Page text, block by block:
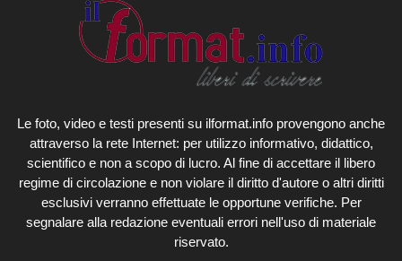
Le foto, video e testi presenti su ilformat.info provengono anche
attraverso la rete Internet: per utilizzo informativo, didattico,
scientifico e non a scopo di lucro. Al fine di accettare il libero
regime di circolazione e non violare il diritto d'autore o altri diritti
esclusivi verranno effettuate le opportune verifiche. Per
segnalare alla redazione eventuali errori nell'uso di materiale
riservato.